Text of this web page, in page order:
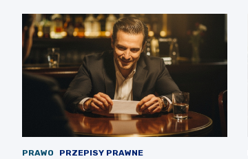
PRAWO PRZEPISY PRAWNE